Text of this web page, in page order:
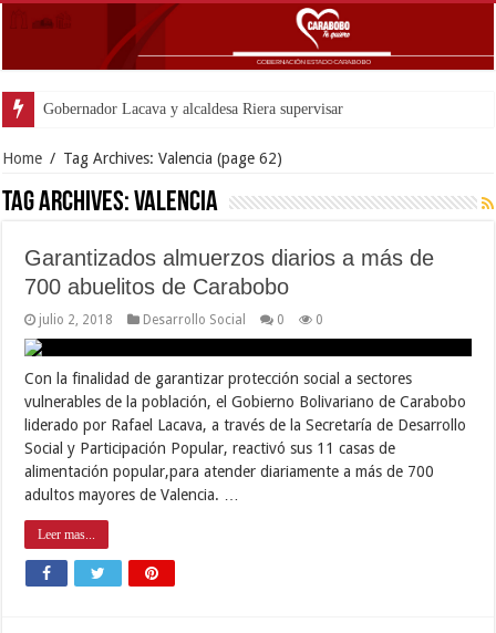
Home / Tag Archives: Valencia (page 62)
Tag Archives:Valencia
Garantizados almuerzos diarios a más de
700 abuelitos de Carabobo
julio 2, 2018 Desarrollo Social 0 0
Con la finalidad de garantizar protección social a sectores
vulnerables de la población, el Gobierno Bolivariano de Carabobo
liderado por Rafael Lacava, a través de la Secretaría de Desarrollo
Social y Participación Popular, reactivó sus 11 casas de
alimentación popular,para atender diariamente a más de 700
adultos mayores de Valencia. …
Leer mas...